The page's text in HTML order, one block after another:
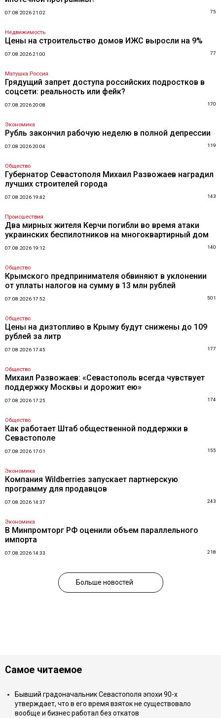
07.08.2026 21:02 75
Недвижимость
Цены на строительство домов ИЖС выросли на 9%
07.08.2026 21:00 77
Матушка Россия
Грядущий запрет доступа российских подростков в
соцсети: реальность или фейк?
07.08.2026 20:08 170
Экономика
Рубль закончил рабочую неделю в полной депрессии
07.08.2026 20:04 119
Общество
Губернатор Севастополя Михаил Развожаев наградил
лучших строителей города
07.08.2026 19:42 143
Происшествия
Два мирных жителя Керчи погибли во время атаки
украинских беспилотников на многоквартирный дом
07.08.2026 19:12 140
Общество
Крымского предпринимателя обвиняют в уклонении
от уплаты налогов на сумму в 13 млн рублей
07.08.2026 17:52 501
Общество
Цены на дизтопливо в Крыму будут снижены до 109
рублей за литр
07.08.2026 17:45 177
Общество
Михаил Развожаев: «Севастополь всегда чувствует
поддержку Москвы и дорожит ею»
07.08.2026 17:25 174
Общество
Как работает Штаб общественной поддержки в
Севастополе
07.08.2026 17:01 155
Экономика
Компания Wildberries запускает партнерскую
программу для продавцов
07.08.2026 14:37 243
Экономика
В Минпромторг РФ оценили объем параллельного
импорта
07.08.2026 14:33 218
Больше новостей
Самое читаемое
Бывший градоначальник Севастополя эпохи 90-х
утверждает, что в его время взяток не существовало
вообще и бизнес работал без откатов